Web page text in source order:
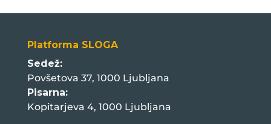
Platforma SLOGA
Sedež:
Povšetova 37, 1000 Ljubljana
Pisarna:
Kopitarjeva 4, 1000 Ljubljana